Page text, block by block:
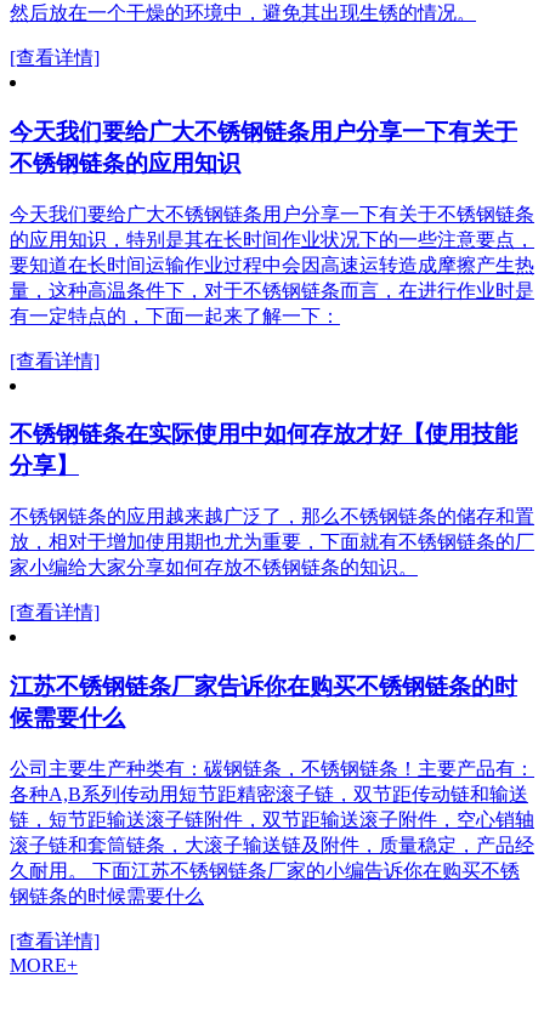
然后放在一个干燥的环境中，避免其出现生锈的情况。
[查看详情]
今天我们要给广大不锈钢链条用户分享一下有关于
不锈钢链条的应用知识
今天我们要给广大不锈钢链条用户分享一下有关于不锈钢链条
的应用知识，特别是其在长时间作业状况下的一些注意要点，
要知道在长时间运输作业过程中会因高速运转造成摩擦产生热
量，这种高温条件下，对于不锈钢链条而言，在进行作业时是
有一定特点的，下面一起来了解一下：
[查看详情]
不锈钢链条在实际使用中如何存放才好【使用技能
分享】
不锈钢链条的应用越来越广泛了，那么不锈钢链条的储存和置
放，相对于增加使用期也尤为重要，下面就有不锈钢链条的厂
家小编给大家分享如何存放不锈钢链条的知识。
[查看详情]
江苏不锈钢链条厂家告诉你在购买不锈钢链条的时
候需要什么
公司主要生产种类有：碳钢链条，不锈钢链条！主要产品有：
各种A,B系列传动用短节距精密滚子链，双节距传动链和输送
链，短节距输送滚子链附件，双节距输送滚子附件，空心销轴
滚子链和套筒链条，大滚子输送链及附件，质量稳定，产品经
久耐用。 下面江苏不锈钢链条厂家的小编告诉你在购买不锈
钢链条的时候需要什么
[查看详情]
MORE+